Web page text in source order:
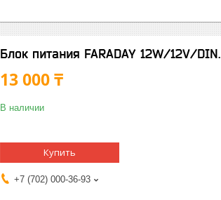
Блок питания FARADAY 12W/12V/DIN.
13 000 ₸
В наличии
Купить
+7 (702) 000-36-93